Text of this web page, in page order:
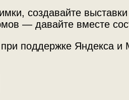
создавайте
— давайте вместе
поддержке Яндекса и
пе­ред мат­чем с
12' и 35' Рук, 38' Голы